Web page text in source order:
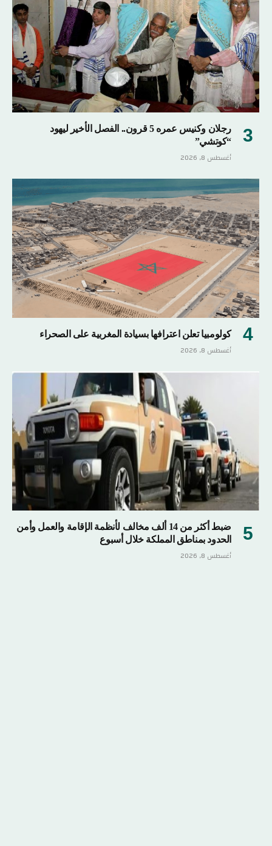
رجلان وكنيس عمره 5 قرون.. الفصل الأخير ليهود
“كوتشي”
أغسطس 8, 2026
كولومبيا تعلن اعترافها بسيادة المغربية على الصحراء
أغسطس 8, 2026
ضبط أكثر من 14 ألف مخالف لأنظمة الإقامة والعمل وأمن
الحدود بمناطق المملكة خلال أسبوع
أغسطس 8, 2026